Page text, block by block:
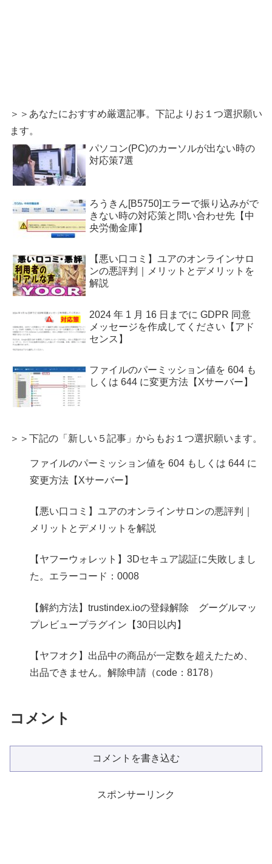
＞＞あなたにおすすめ厳選記事。下記よりお１つ選択願い
ます。
パソコン(PC)のカーソルが出ない時の
対応策7選
ろうきん[B5750]エラーで振り込みがで
きない時の対応策と問い合わせ先【中
央労働金庫】
【悪い口コミ】ユアのオンラインサロ
ンの悪評判｜メリットとデメリットを
解説
2024 年 1 月 16 日までに GDPR 同意
メッセージを作成してください【アド
センス】
ファイルのパーミッション値を 604 も
しくは 644 に変更方法【Xサーバー】
＞＞下記の「新しい５記事」からもお１つ選択願います。
ファイルのパーミッション値を 604 もしくは 644 に
変更方法【Xサーバー】
【悪い口コミ】ユアのオンラインサロンの悪評判｜
メリットとデメリットを解説
【ヤフーウォレット】3Dセキュア認証に失敗しまし
た。エラーコード：0008
【解約方法】trustindex.ioの登録解除 グーグルマッ
プレビュープラグイン【30日以内】
【ヤフオク】出品中の商品が一定数を超えたため、
出品できません。解除申請（code：8178）
コメント
コメントを書き込む
スポンサーリンク